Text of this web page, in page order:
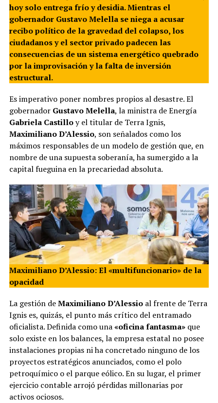
hoy solo entrega frío y desidia. Mientras el
gobernador Gustavo Melella se niega a acusar
recibo político de la gravedad del colapso, los
ciudadanos y el sector privado padecen las
consecuencias de un sistema energético quebrado
por la improvisación y la falta de inversión
estructural.
Es imperativo poner nombres propios al desastre. El
gobernador Gustavo Melella, la ministra de Energía
Gabriela Castilloy el titular de Terra Ignis,
Maximiliano D’Alessio, son señalados como los
máximos responsables de un modelo de gestión que, en
nombre de una supuesta soberanía, ha sumergido a la
capital fueguina en la precariedad absoluta.
Maximiliano D’Alessio: El «multifuncionario» de la
opacidad
La gestión deMaximiliano D’Alessioal frente de Terra
Ignis es, quizás, el punto más crítico del entramado
oficialista. Definida como una«oficina fantasma»que
solo existe en los balances, la empresa estatal no posee
instalaciones propias ni ha concretado ninguno de los
proyectos estratégicos anunciados, como el polo
petroquímico o el parque eólico. En su lugar, el primer
ejercicio contable arrojó pérdidas millonarias por
activos ociosos.